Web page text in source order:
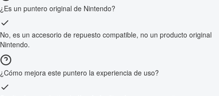
¿Es un puntero original de Nintendo?
No, es un accesorio de repuesto compatible, no un producto original
Nintendo.
¿Cómo mejora este puntero la experiencia de uso?